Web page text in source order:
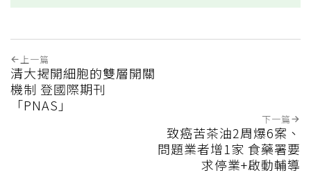
上一篇
清大揭開細胞的雙層開關
機制 登國際期刊
「PNAS」
下一篇
致癌苦茶油2周爆6案、
問題業者增1家 食藥署要
求停業+啟動輔導